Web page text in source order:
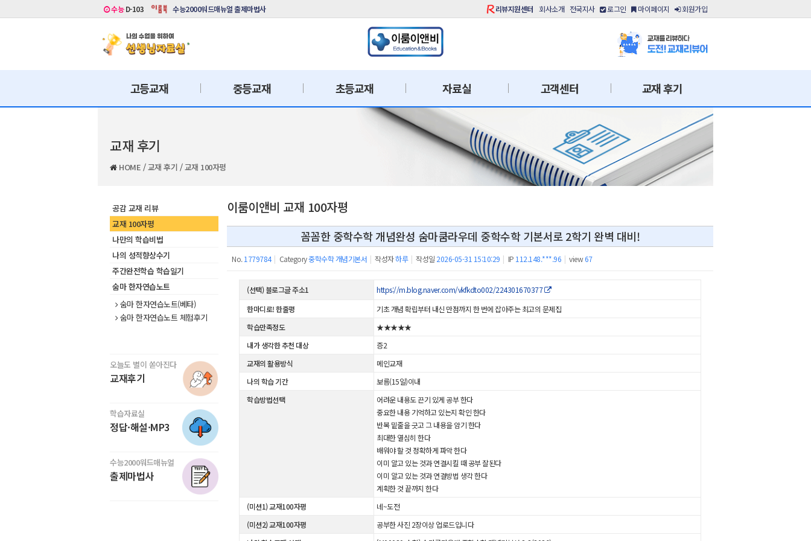
수능D-103 수능2000워드매뉴얼 출제마법사 리뷰지원센터 회사소개 전국지사 로그인 마이페이지 회원가입
고등교재 중등교재 초등교재 자료실 고객센터 교재 후기
교재 후기
HOME /교재 후기 /교재 100자평
공감 교재 리뷰
교재 100자평
나만의 학습비법
나의 성적향상수기
주간완전학습 학습일기
숨마 한자연습노트
숨마 한자연습노트(베타)
숨마 한자연습노트 체험후기
오늘도 별이 쏟아진다
교재후기
학습자료실
정답·해설·MP3
수능2000워드매뉴얼
출제마법사
이룸이앤비 교재 100자평
꼼꼼한 중학수학 개념완성 숨마쿰라우데 중학수학 기본서로 2학기 완벽 대비!
No. 1779784 | Category중학수학 개념기본서 | 작성자하루 | 작성일 2026-05-31 15:10:29 | IP 112.148.***.96 | view67
(선택) 블로그글 주소1
https://m.blog.naver.com/vkfkdto002/224301670377
한마디로! 한줄평
기초 개념 확립부터 내신 만점까지 한 번에 잡아주는 최고의 문제집
학습만족정도
★★★★★
내가 생각한 추천 대상
증2
교재의 활용방식
메인교재
나의 학습 기간
보름(15일)이내
학습방법선택
어려운 내용도 끈기 있게 공부 한다
중요한 내용 기억하고 있는지 확인 한다
반복 밑줄을 긋고 그 내용을 암기 한다
최대한 열심히 한다
배워야 할 것 정확하게 파악 한다
이미 알고 있는 것과 연결시킬 때 공부 잘된다
이미 알고 있는 것과 연결방법 생각 한다
계획한 것 끝까지 한다
(미션1) 교재100자평
네~도전
(미션2) 교재100자평
공부한 사진 2장이상 업로드입니다